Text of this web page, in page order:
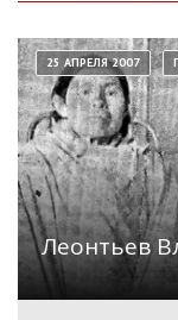
Леонтьев
25 АПРЕЛЯ 2007